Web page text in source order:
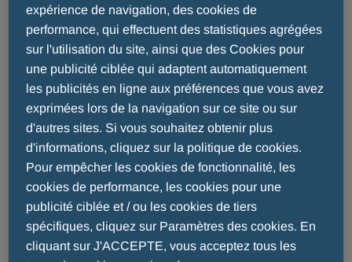
Les allergies se développent lorsque le système
de défense de notre corps (système immunitaire)
réagit de manière excessive à des substances en
principe inoffensives, comme le pollen de
graminées, les squames d'animaux ou le venin
d'insectes. Cette réaction excessive se manifeste
par toute une série d'états différents. Elle peut se
présenter sous la forme d'une éruption cutanée
inoffensive, mais peut aussi se terminer par une
défaillance circulatoire mettant la vie en danger.
Le "rhume des foins" est un exemple d'allergie
dans lequel les personnes réagissent de manière
expérience de navigation, des cookies de
performance, qui effectuent des statistiques agrégées
sur l'utilisation du site, ainsi que des Cookies pour
une publicité ciblée qui adaptent automatiquement
les publicités en ligne aux préférences que vous avez
exprimées lors de la navigation sur ce site ou sur
d'autres sites. Si vous souhaitez obtenir plus
d'informations, cliquez sur la politique de cookies.
Pour empêcher les cookies de fonctionnalité, les
cookies de performance, les cookies pour une
publicité ciblée et / ou les cookies de tiers
spécifiques, cliquez sur Paramètres des cookies. En
cliquant sur J'ACCEPTE, vous acceptez tous les